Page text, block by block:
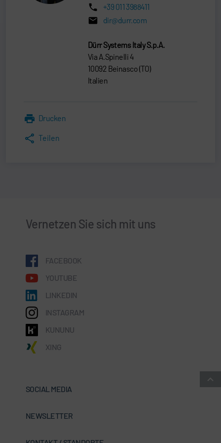
+39 011 3988411
dir@durr.com
Dürr Systems Italy S.p.A.
Via A.Spinelli 4
10092 Beinasco (TO)
Italien
Drucken
Teilen
Vernetzen Sie sich mit uns
FACEBOOK
YOUTUBE
LINKEDIN
INSTAGRAM
KUNUNU
XING
SOCIAL MEDIA
NEWSLETTER